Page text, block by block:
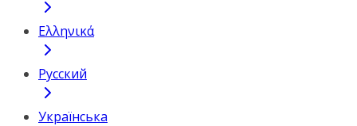
Ελληνικά
Русский
Українська